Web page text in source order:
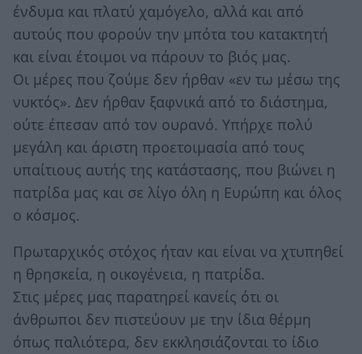
ένδυμα και πλατύ χαμόγελο, αλλά και από
αυτούς που φορούν την μπότα του κατακτητή
και είναι έτοιμοι να πάρουν το βιός μας.
Οι μέρες που ζούμε δεν ήρθαν «εν τω μέσω της
νυκτός». Δεν ήρθαν ξαφνικά από το διάστημα,
ούτε έπεσαν από τον ουρανό. Υπήρχε πολύ
μεγάλη και άριστη προετοιμασία από τους
υπαίτιους αυτής της κατάστασης, που βιώνει η
πατρίδα μας και σε λίγο όλη η Ευρώπη και όλος
ο κόσμος.
Πρωταρχικός στόχος ήταν και είναι να χτυπηθεί
η θρησκεία, η οικογένεια, η πατρίδα.
Στις μέρες μας παρατηρεί κανείς ότι οι
άνθρωποι δεν πιστεύουν με την ίδια θέρμη
όπως παλιότερα, δεν εκκλησιάζονται το ίδιο